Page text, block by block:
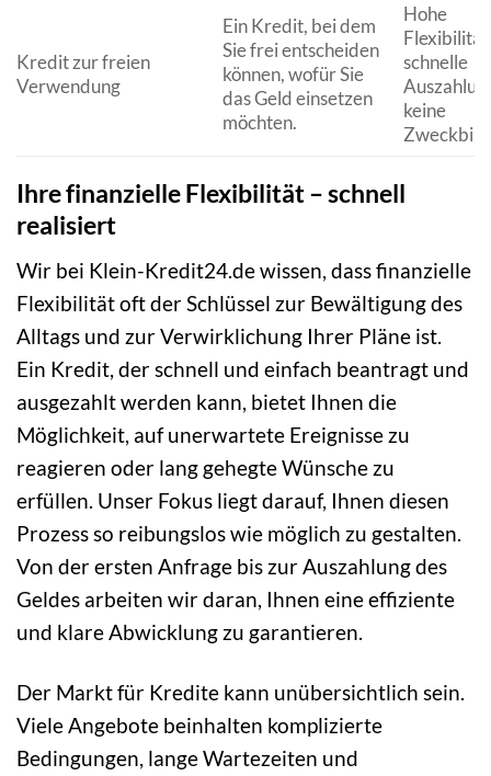
Kredit zur freien
Verwendung
Ein Kredit, bei dem
Sie frei entscheiden
können, wofür Sie
das Geld einsetzen
möchten.
Hohe
schnelle
keine
Ihre finanzielle Flexibilität – schnell
realisiert
Wir bei Klein-Kredit24.de wissen, dass finanzielle
Flexibilität oft der Schlüssel zur Bewältigung des
Alltags und zur Verwirklichung Ihrer Pläne ist.
Ein Kredit, der schnell und einfach beantragt und
ausgezahlt werden kann, bietet Ihnen die
Möglichkeit, auf unerwartete Ereignisse zu
reagieren oder lang gehegte Wünsche zu
erfüllen. Unser Fokus liegt darauf, Ihnen diesen
Prozess so reibungslos wie möglich zu gestalten.
Von der ersten Anfrage bis zur Auszahlung des
Geldes arbeiten wir daran, Ihnen eine effiziente
und klare Abwicklung zu garantieren.
Der Markt für Kredite kann unübersichtlich sein.
Viele Angebote beinhalten komplizierte
Bedingungen, lange Wartezeiten und